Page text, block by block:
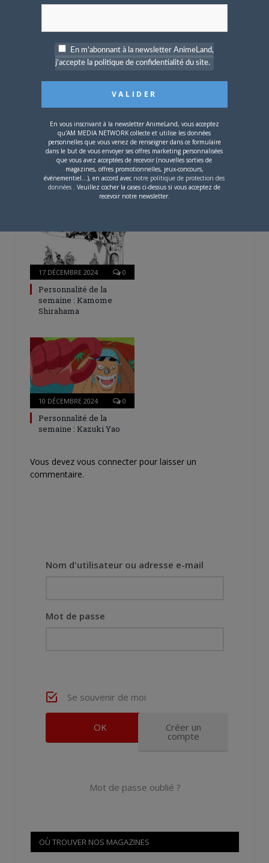
ARTICLES LIÉS
4 JUILLET 2026 0
[Entretien] Mokochan : «
Lors des prémices du
projet, il était déjà
demandé de suivre au
mieux le manga
originel.»
17 DÉCEMBRE 2024 0
Personnalité de la
semaine : Kamome
Shirahama
10 DÉCEMBRE 2024 0
Personnalité de la
semaine : Kazuki Yao
Vous devez vous connecter pour laisser un
commentaire.
Nom d'utilisateur ou adresse e-mail
Mot de passe
Se souvenir de moi
Créer un
compte
Mot de passe oublié ?
OÙ TROUVER NOS MAGAZINES
En m'abonnant à la newsletter AnimeLand,
j'accepte la politique de confidentialité du site.
En vous inscrivant à la newsletter AnimeLand, vous acceptez
qu'AM MEDIA NETWORK collecte et utilise les données
personnelles que vous venez de renseigner dans ce formulaire
dans le but de vous envoyer ses offres marketing personnalisées
que vous avez acceptées de recevoir (nouvelles sorties de
magazines, offres promotionnelles, jeux-concours,
événementiel...), en accord avec notre politique de protection des
données . Veuillez cocher la cases ci-dessus si vous acceptez de
recevoir notre newsletter.